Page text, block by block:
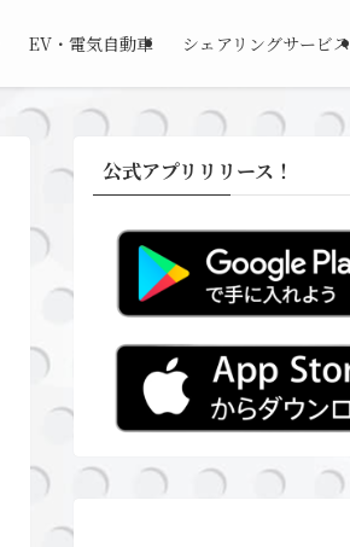
EV・電気自動車 シェアリングサービス
公式アプリリリース！